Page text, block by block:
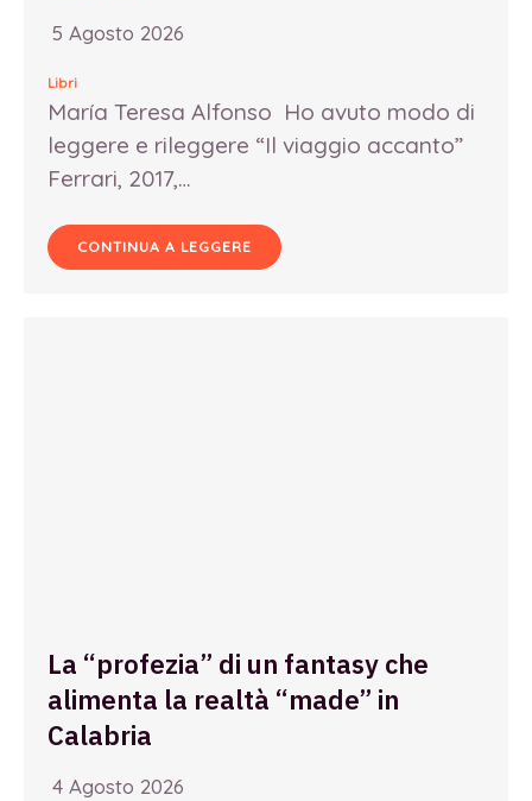
5 Agosto 2026
Libri
María Teresa Alfonso Ho avuto modo di
leggere e rileggere “Il viaggio accanto”
Ferrari, 2017,…
CONTINUA A LEGGERE
La “profezia” di un fantasy che
alimenta la realtà “made” in
Calabria
4 Agosto 2026